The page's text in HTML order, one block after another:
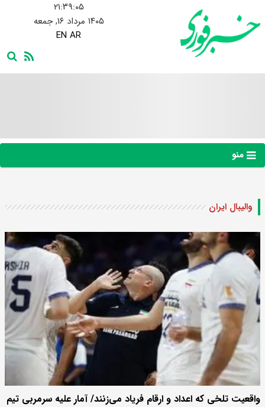
۲۱:۳۹:۰۶
۱۴۰۵ مرداد ۱۶, جمعه
EN AR
منو
والیبال ایران
واقعیت تلخی که اعداد و ارقام فریاد می‌زنند/ آمار علیه سرمربی تیم